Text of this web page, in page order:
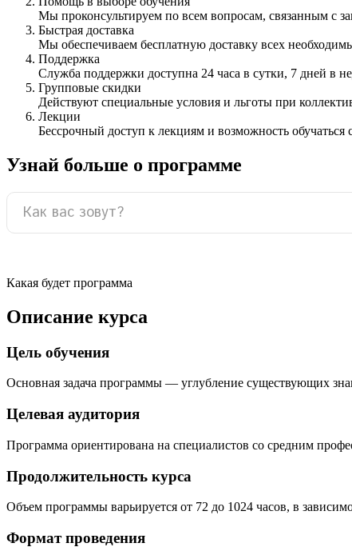
Мы проконсультируем по всем вопросам, связанным с
Быстрая доставка
Мы обеспечиваем бесплатную доставку всех
Поддержка
Служба поддержки доступна 24 часа в сутки, 7 дней в
Групповые скидки
Действуют специальные условия и льготы при
Лекции
Бессрочный доступ к лекциям и возможность обучаться
Узнай больше о программе
Какая будет программа
Описание курса
Цель обучения
Основная задача программы — углубление существующих
Целевая аудитория
Программа ориентирована на специалистов со средним
Продолжительность курса
Объем программы варьируется от 72 до 1024 часов, в
Формат проведения